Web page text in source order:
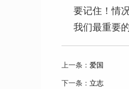
要记住！情
我们最重要
上一条： 爱国
下一条： 立志